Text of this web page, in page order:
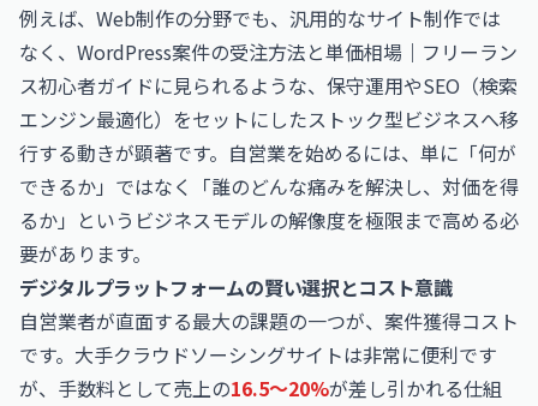
例えば、Web制作の分野でも、汎用的なサイト制作では
なく、 WordPress案件の受注方法と単価相場｜フリーラン
ス初心者ガイドに見られるような、保守運用やSEO（検索
エンジン最適化）をセットにしたストック型ビジネスへ移
行する動きが顕著です。自営業を始めるには、単に「何が
できるか」ではなく「誰のどんな痛みを解決し、対価を得
るか」というビジネスモデルの解像度を極限まで高める必
要があります。
デジタルプラットフォームの賢い選択とコスト意識
自営業者が直面する最大の課題の一つが、案件獲得コスト
です。大手クラウドソーシングサイトは非常に便利です
が、手数料として売上の16.5〜20%が差し引かれる仕組